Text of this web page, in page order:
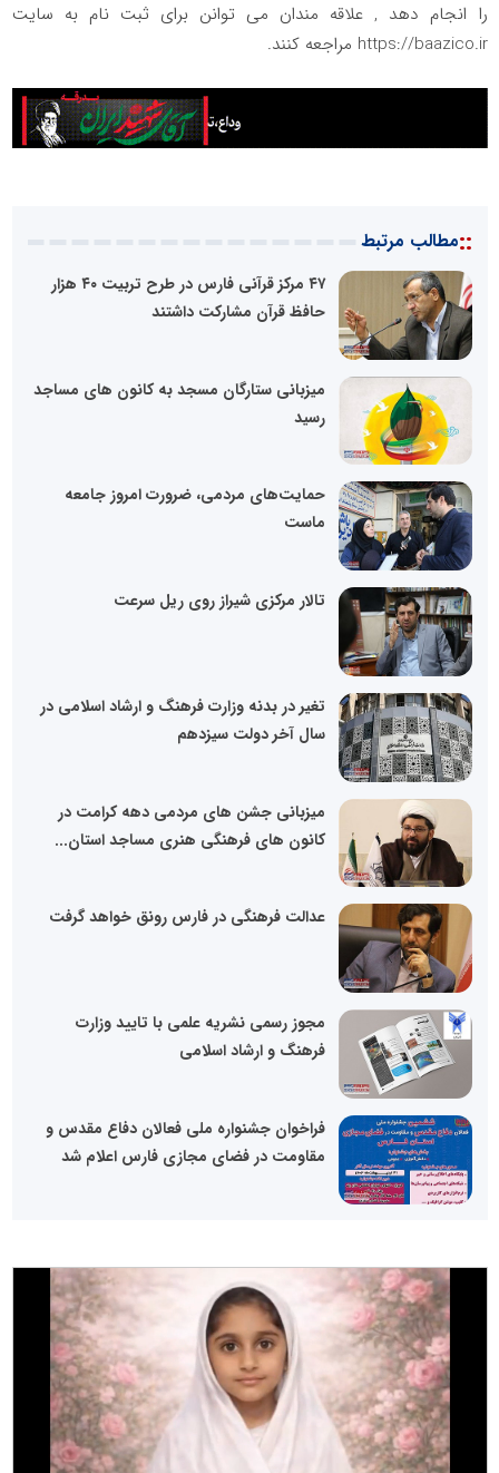
را انجام دهد , علاقه مندان می توانن برای ثبت نام به سایت
https://baazico.ir مراجعه کنند.
::مطالب مرتبط
۴۷ مرکز قرآنی فارس در طرح تربیت ۴۰ هزار
حافظ قرآن مشارکت داشتند
میزبانی ستارگان مسجد به کانون های مساجد
رسید
حمایت‌های مردمی، ضرورت امروز جامعه
ماست
تالار مرکزی شیراز روی ریل سرعت
تغیر در بدنه وزارت فرهنگ و ارشاد اسلامی در
سال آخر دولت سیزدهم
میزبانی جشن های مردمی دهه کرامت در
کانون های فرهنگی هنری مساجد استان...
عدالت فرهنگی در فارس رونق خواهد گرفت
مجوز رسمی نشریه علمی با تایید وزارت
فرهنگ و ارشاد اسلامی
فراخوان جشنواره ملی فعالان دفاع مقدس و
مقاومت در فضای مجازی فارس اعلام شد